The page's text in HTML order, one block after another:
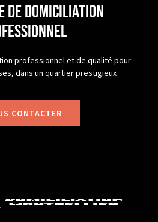
de domiciliation
professionnel et de qualité pour
dans un quartier prestigieux
CONTACTER